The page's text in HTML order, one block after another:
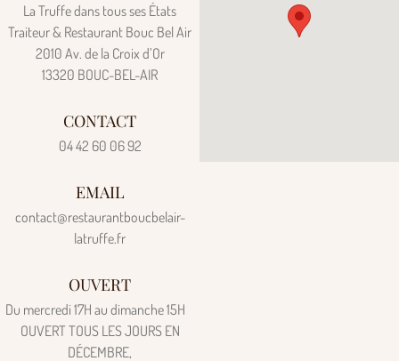
La Truffe dans tous ses États
Traiteur & Restaurant Bouc Bel Air
2010 Av. de la Croix d’Or
13320 BOUC-BEL-AIR
CONTACT
04 42 60 06 92
EMAIL
contact@restaurantboucbelair-
latruffe.fr
OUVERT
Du mercredi 17H au dimanche 15H
OUVERT TOUS LES JOURS EN
DÉCEMBRE,